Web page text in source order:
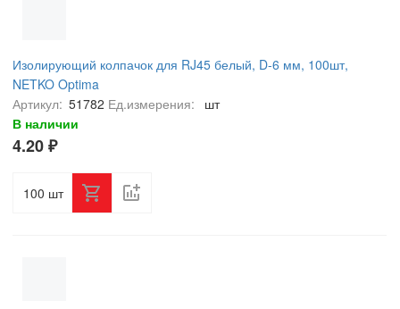
Изолирующий колпачок для RJ45 белый, D-6 мм, 100шт,
NETKO Optima
Артикул: 51782 Ед.измерения:
шт
В наличии
4.20 ₽
шт